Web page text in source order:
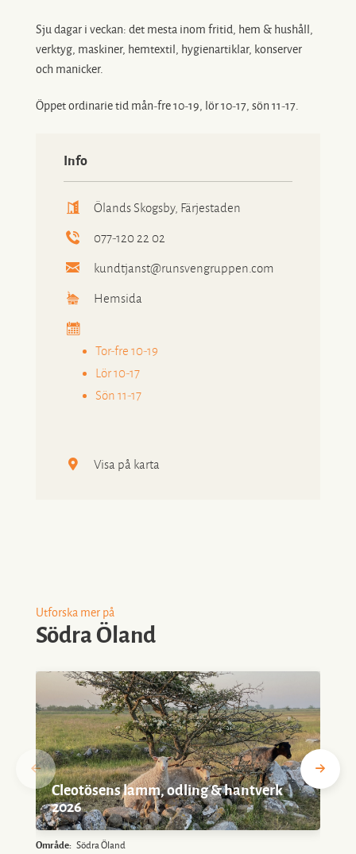
Sju dagar i veckan: det mesta inom fritid, hem & hushåll,
verktyg, maskiner, hemtextil, hygienartiklar, konserver
och manicker.
Öppet ordinarie tid mån-fre 10-19, lör 10-17, sön 11-17.
Info
Ölands Skogsby, Färjestaden
077-120 22 02
kundtjanst@runsvengruppen.com
Hemsida
Tor-fre 10-19
Lör 10-17
Sön 11-17
Visa på karta
Utforska mer på
Södra Öland
Cleotösens lamm, odling & hantverk
2026
Område: Södra Öland